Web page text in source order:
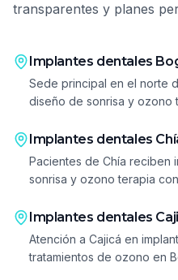
transparentes y planes
Implantes dentales
Sede principal en el norte
diseño de sonrisa y ozono
Implantes dentales
Pacientes de Chía reciben
sonrisa y ozono terapia
Implantes dentales
Atención a Cajicá en
tratamientos de ozono en